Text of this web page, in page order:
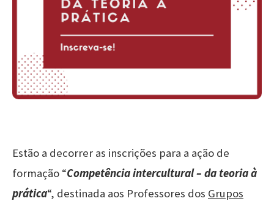
Estão a decorrer as inscrições para a ação de
formação “Competência intercultural – da teoria à
prática“, destinada aos Professores dos Grupos